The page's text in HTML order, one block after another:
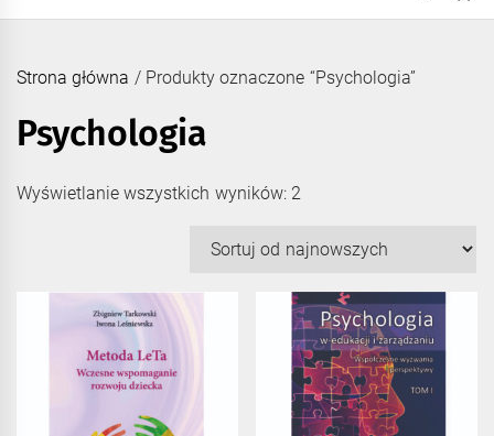
Strona główna / Produkty oznaczone “Psychologia”
Psychologia
Wyświetlanie wszystkich wyników: 2Posortowane
najnowszych